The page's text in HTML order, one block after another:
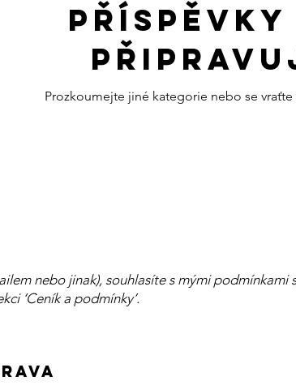
Příspěvky
Prozkoumejte jiné kategorie nebo se
nebo jinak), souhlasíte s mými
‘Ceník a podmínky’.